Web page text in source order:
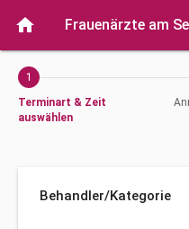
home Frauenärzte am
1
Terminart & Zeit
auswählen
Behandler/Kategorie